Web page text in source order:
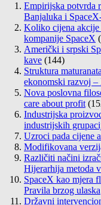
Empirijska potvrda
Banjaluka i
Koliko cijena
kompanije SpaceX
Američki i srpski
kave (144)
Struktura
ekonomski razvoj –
Nova poslovna
care about profit
Industrijska
industrijskih
Uzroci pada cijene
Modifikovana
Različiti načini
Hijerarhija metoda
SpaceX kao mjera
Pravila brzog ulaska
Državni